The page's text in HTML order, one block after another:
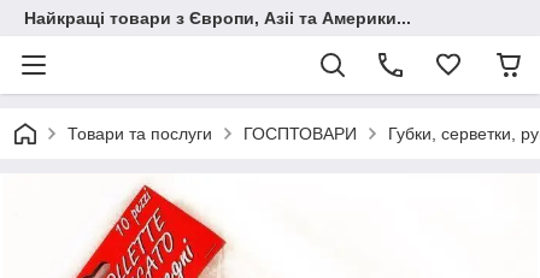
Найкращі товари з Європи, Азіі та Америки...
Товари та послуги ГОСПТОВАРИ Губки, серветки,